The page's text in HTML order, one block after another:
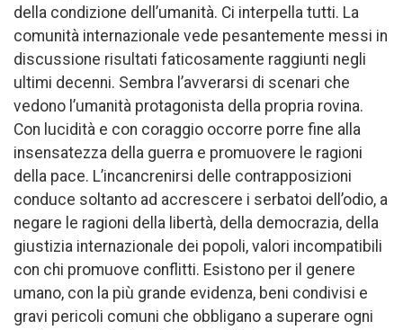
della condizione dell’umanità. Ci interpella tutti. La
comunità internazionale vede pesantemente messi in
discussione risultati faticosamente raggiunti negli
ultimi decenni. Sembra l’avverarsi di scenari che
vedono l’umanità protagonista della propria rovina.
Con lucidità e con coraggio occorre porre fine alla
insensatezza della guerra e promuovere le ragioni
della pace. L’incancrenirsi delle contrapposizioni
conduce soltanto ad accrescere i serbatoi dell’odio, a
negare le ragioni della libertà, della democrazia, della
giustizia internazionale dei popoli, valori incompatibili
con chi promuove conflitti. Esistono per il genere
umano, con la più grande evidenza, beni condivisi e
gravi pericoli comuni che obbligano a superare ogni